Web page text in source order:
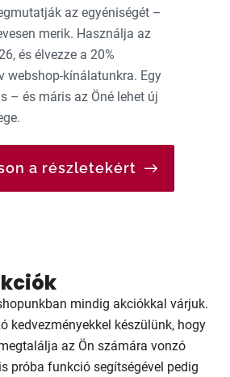
az egyéniségét –
merik. Használja az
és élvezze a 20%
webshop-kínálatunkra. Egy
– és máris az Öné lehet új
a részletekért
mindig akciókkal várjuk.
kedvezményekkel készülünk, hogy
az Ön számára vonzó
próba funkció segítségével pedig